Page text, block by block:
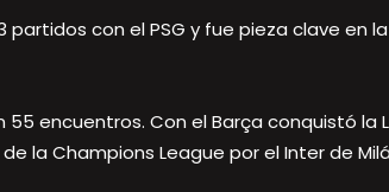
con el PSG y fue pieza clave en
encuentros. Con el Barça conquistó la
la Champions League por el Inter de